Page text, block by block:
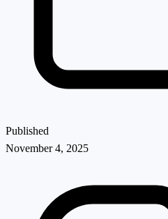
Published
November 4, 2025